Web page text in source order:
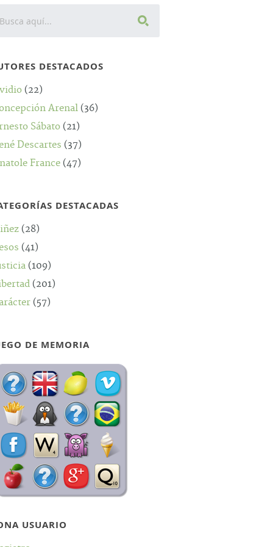
DESTACADOS
(22)
Arenal (36)
Sábato (21)
Descartes (37)
France (47)
DESTACADAS
(28)
(41)
(109)
(201)
(57)
DE MEMORIA
USUARIO